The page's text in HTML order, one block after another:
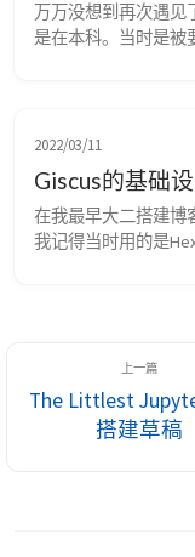
万万没想到再次遇见
是在本科。当时是被
年前的一幕。 浅介绍
2022/03/11
Giscus的基础
在我最早大二搭建博
我记得当时用的是
或者说，是这两个
The Littlest
搭建草稿